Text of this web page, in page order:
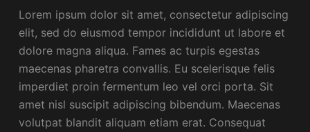
Lorem ipsum dolor sit amet, consectetur adipiscing
elit, sed do eiusmod tempor incididunt ut labore et
dolore magna aliqua. Fames ac turpis egestas
maecenas pharetra convallis. Eu scelerisque felis
imperdiet proin fermentum leo vel orci porta. Sit
amet nisl suscipit adipiscing bibendum. Maecenas
volutpat blandit aliquam etiam erat. Consequat